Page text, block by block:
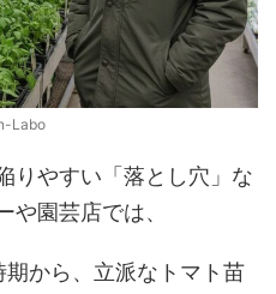
Labo
りやすい「落とし穴」な
や園芸店では、
から、立派なトマト苗